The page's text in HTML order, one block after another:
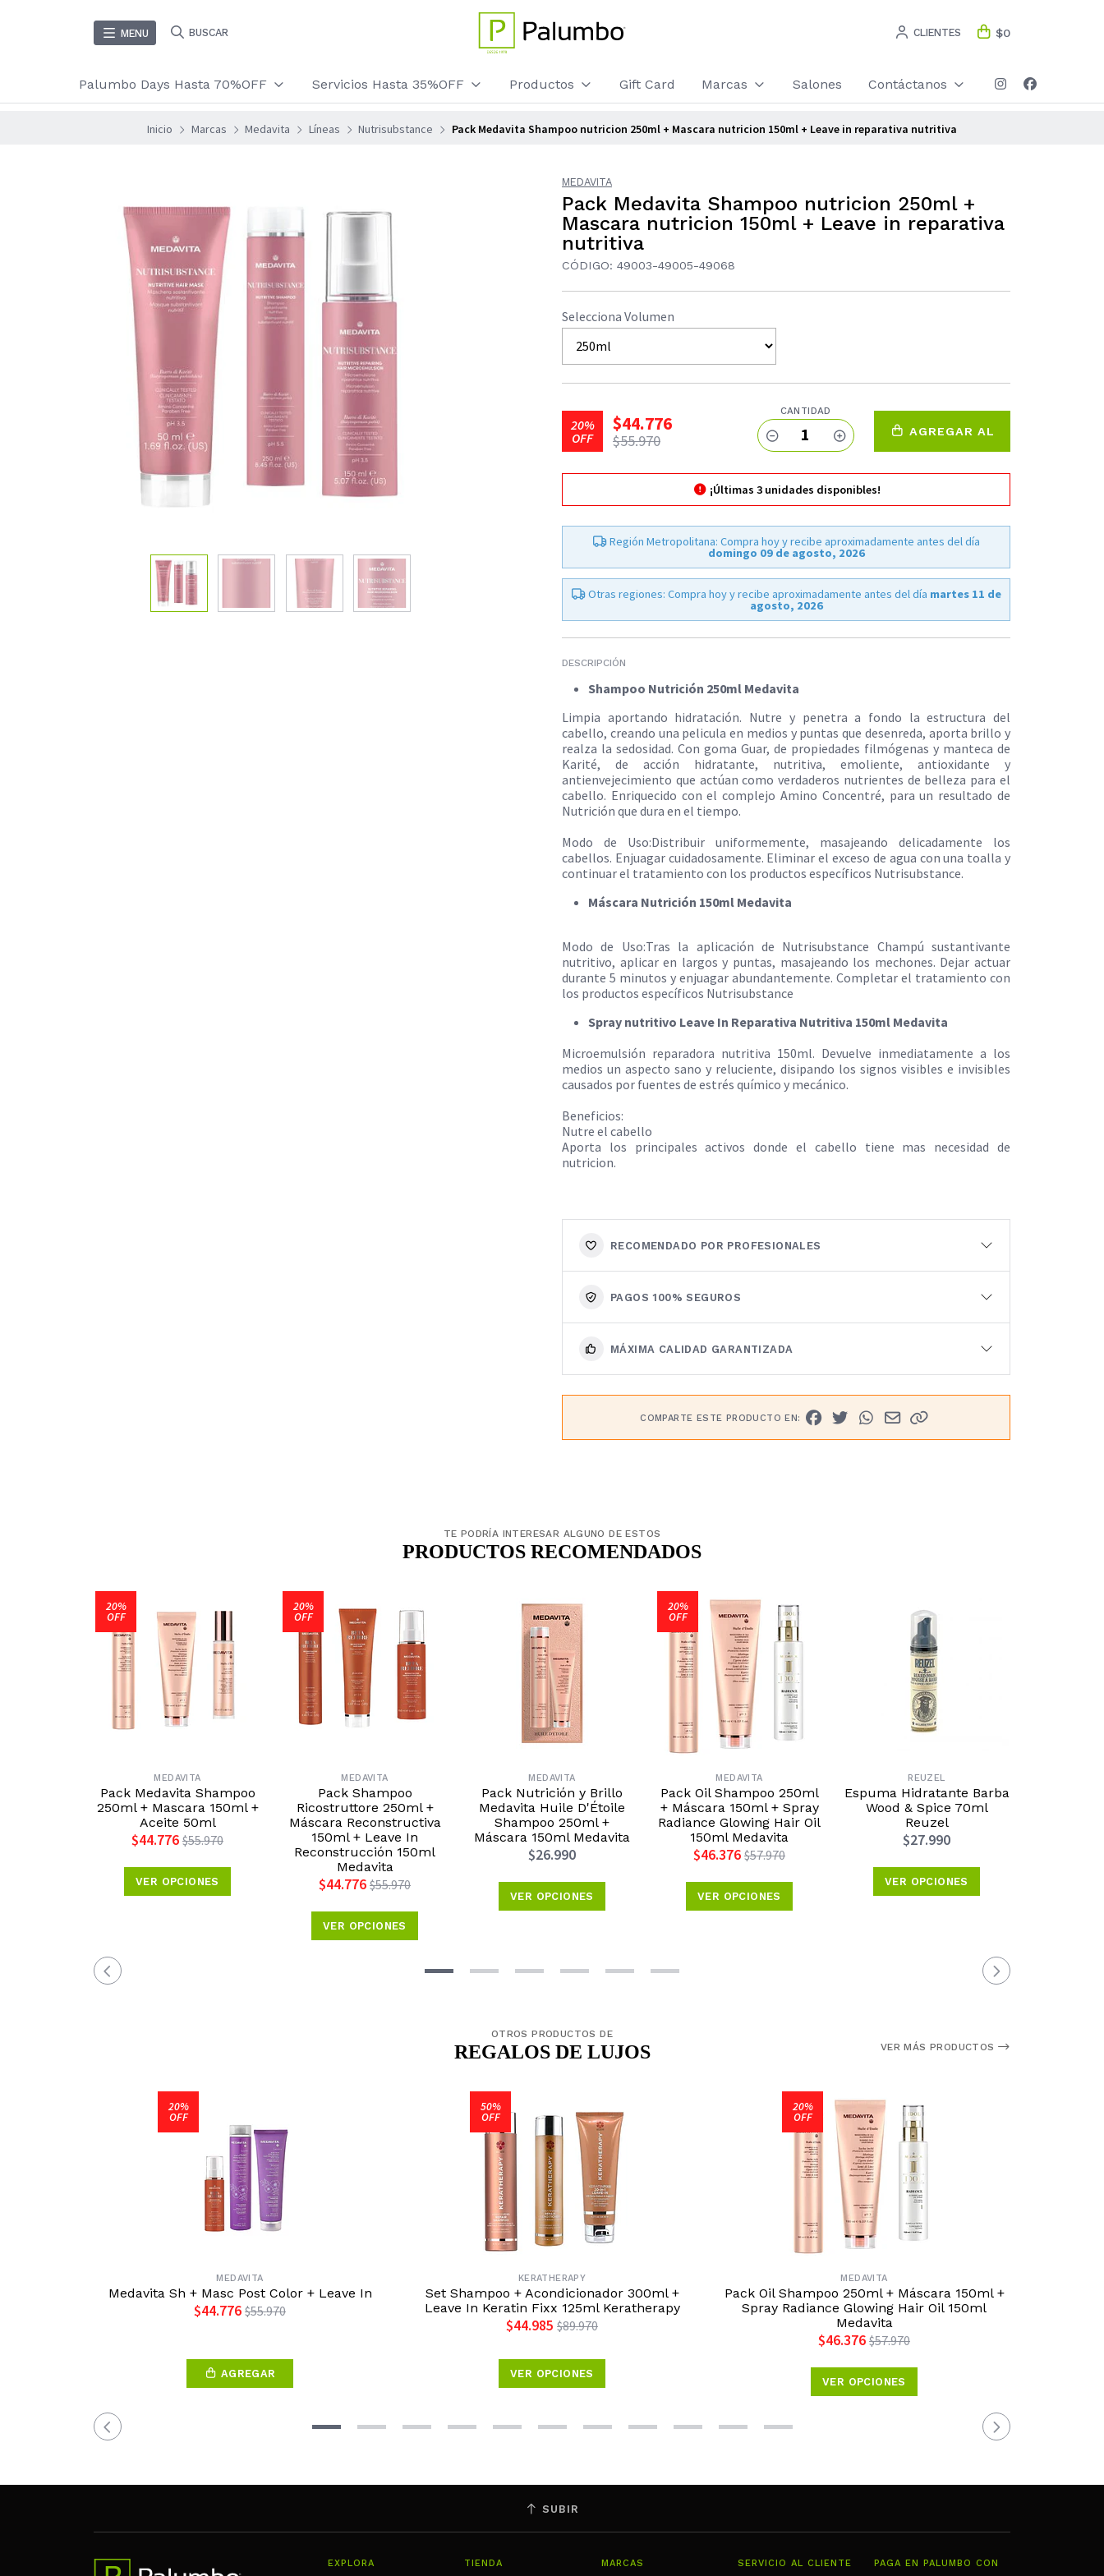
MENU BUSCAR CLIENTES $0
Palumbo Days Hasta 70%OFF Servicios Hasta 35%OFF Productos Gift Card Marcas Salones Contáctanos
Inicio Marcas Medavita Líneas Nutrisubstance Pack Medavita Shampoo nutricion 250ml + Mascara nutricion 150ml + Leave in reparativa nutritiva
MEDAVITA
Pack Medavita Shampoo nutricion 250ml +
Mascara nutricion 150ml + Leave in reparativa
nutritiva
CÓDIGO: 49003-49005-49068
Selecciona Volumen
20%
OFF
$44.776
$55.970
CANTIDAD
1 AGREGAR AL
CARRO
¡Últimas 3unidades disponibles!
Región Metropolitana: Compra hoy y recibe aproximadamente antes del día
domingo 09 de agosto, 2026
Otras regiones: Compra hoy y recibe aproximadamente antes del día martes 11 de
agosto, 2026
DESCRIPCIÓN
Shampoo Nutrición 250ml Medavita
Limpia aportando hidratación. Nutre y penetra a fondo la estructura del
cabello, creando una pelicula en medios y puntas que desenreda, aporta brillo y
realza la sedosidad. Con goma Guar, de propiedades filmógenas y manteca de
Karité, de acción hidratante, nutritiva, emoliente, antioxidante y
antienvejecimiento que actúan como verdaderos nutrientes de belleza para el
cabello. Enriquecido con el complejo Amino Concentré, para un resultado de
Nutrición que dura en el tiempo.
Modo de Uso:Distribuir uniformemente, masajeando delicadamente los
cabellos. Enjuagar cuidadosamente. Eliminar el exceso de agua con una toalla y
continuar el tratamiento con los productos específicos Nutrisubstance.
Máscara Nutrición 150ml Medavita
Modo de Uso:Tras la aplicación de Nutrisubstance Champú sustantivante
nutritivo, aplicar en largos y puntas, masajeando los mechones. Dejar actuar
durante 5 minutos y enjuagar abundantemente. Completar el tratamiento con
los productos específicos Nutrisubstance​
Spray nutritivo Leave In Reparativa Nutritiva 150ml Medavita
Microemulsión reparadora nutritiva 150ml. Devuelve inmediatamente a los
medios un aspecto sano y reluciente, disipando los signos visibles e invisibles
causados por fuentes de estrés químico y mecánico.
Beneficios:
Nutre el cabello
Aporta los principales activos donde el cabello tiene mas necesidad de
nutricion.
RECOMENDADO POR PROFESIONALES
PAGOS 100% SEGUROS
MÁXIMA CALIDAD GARANTIZADA
COMPARTE ESTE PRODUCTO EN:
TE PODRÍA INTERESAR ALGUNO DE ESTOS
PRODUCTOS RECOMENDADOS
20%
OFF
MEDAVITA
Pack Medavita Shampoo
250ml + Mascara 150ml +
Aceite 50ml
$44.776 $55.970
VER OPCIONES
20%
OFF
MEDAVITA
Pack Shampoo
Ricostruttore 250ml +
Máscara Reconstructiva
150ml + Leave In
Reconstrucción 150ml
Medavita
$44.776 $55.970
VER OPCIONES
MEDAVITA
Pack Nutrición y Brillo
Medavita Huile D'Étoile
Shampoo 250ml +
Máscara 150ml Medavita
$26.990
VER OPCIONES
20%
OFF
MEDAVITA
Pack Oil Shampoo 250ml
+ Máscara 150ml + Spray
Radiance Glowing Hair Oil
150ml Medavita
$46.376 $57.970
VER OPCIONES
REUZEL
Espuma Hidratante Barba
Wood & Spice 70ml
Reuzel
$27.990
VER OPCIONES
OTROS PRODUCTOS DE
REGALOS DE LUJOS VER MÁS PRODUCTOS
20%
OFF
MEDAVITA
Medavita Sh + Masc Post Color + Leave In
$44.776 $55.970
AGREGAR
50%
OFF
KERATHERAPY
Set Shampoo + Acondicionador 300ml +
Leave In Keratin Fixx 125ml Keratherapy
$44.985 $89.970
VER OPCIONES
20%
OFF
MEDAVITA
Pack Oil Shampoo 250ml + Máscara 150ml +
Spray Radiance Glowing Hair Oil 150ml
Medavita
$46.376 $57.970
VER OPCIONES
SUBIR
EXPLORA TIENDA MARCAS SERVICIO AL CLIENTE PAGA EN PALUMBO CON